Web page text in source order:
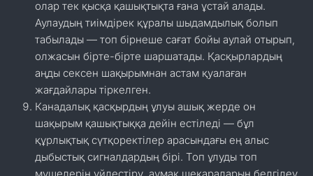
олар тек қысқа қашықтықта ғана ұстай алады.
Аулаудың тиімдірек құралы шыдамдылық болып
табылады — топ бірнеше сағат бойы аулай отырып,
олжасын бірте-бірте шаршатады. Қасқырлардың
аңды сексен шақырымнан астам қуалаған
жағдайлары тіркелген.
Канадалық қасқырдың ұлуы ашық жерде он
шақырым қашықтыққа дейін естіледі — бұл
құрлықтық сүтқоректілер арасындағы ең алыс
дыбыстық сигналдардың бірі. Топ ұлуды топ